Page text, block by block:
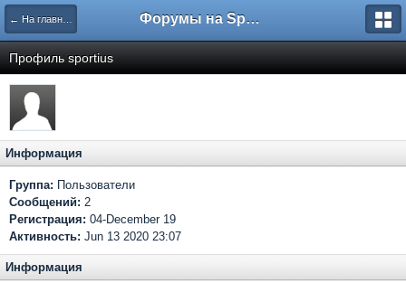
← На главную Форумы на Sportbox.ru
Профиль sportius
Информация
Группа: Пользователи
Сообщений: 2
Регистрация: 04-December 19
Активность: Jun 13 2020 23:07
Информация